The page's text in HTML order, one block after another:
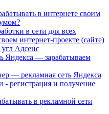
в интернете своим
в сети для всех
интернет-проекте (сайте)
Адсенс
Яндекса — зарабатываем
— рекламная сеть Яндекса
- регистрация и получение
в рекламной сети